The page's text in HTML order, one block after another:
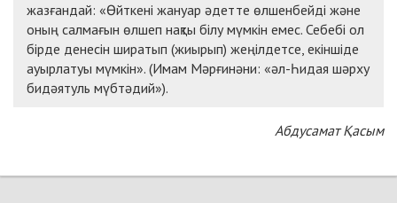
жазғандай: «Өйткені жануар әдетте өлшенбейді және
оның салмағын өлшеп нақты білу мүмкін емес. Себебі ол
бірде денесін ширатып (жиырып) жеңілдетсе, екіншіде
ауырлатуы мүмкін». (Имам Мәрғинәни: «әл-Һидая шәрху
бидәятуль мүбтәдий»).
Абдусамат Қасым